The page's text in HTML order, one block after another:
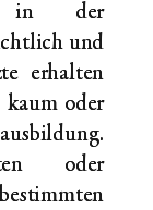
in der
und
erhalten
kaum oder
oder